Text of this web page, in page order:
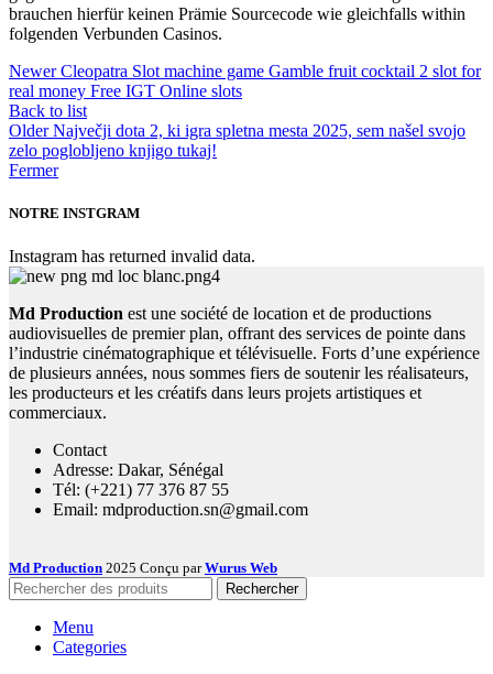
brauchen hierfür keinen Prämie Sourcecode wie gleichfalls within
folgenden Verbunden Casinos.
Newer Cleopatra Slot machine game Gamble fruit cocktail 2 slot for
real money Free IGT Online slots
Back to list
Older Največji dota 2, ki igra spletna mesta 2025, sem našel svojo
zelo poglobljeno knjigo tukaj!
Fermer
NOTRE INSTGRAM
Instagram has returned invalid data.
Md Production est une société de location et de productions
audiovisuelles de premier plan, offrant des services de pointe dans
l’industrie cinématographique et télévisuelle. Forts d’une expérience
de plusieurs années, nous sommes fiers de soutenir les réalisateurs,
les producteurs et les créatifs dans leurs projets artistiques et
commerciaux.
Contact
Adresse: Dakar, Sénégal
Tél: (+221) 77 376 87 55
Email: mdproduction.sn@gmail.com
Md Production 2025 Conçu parWurus Web
Rechercher
Menu
Categories